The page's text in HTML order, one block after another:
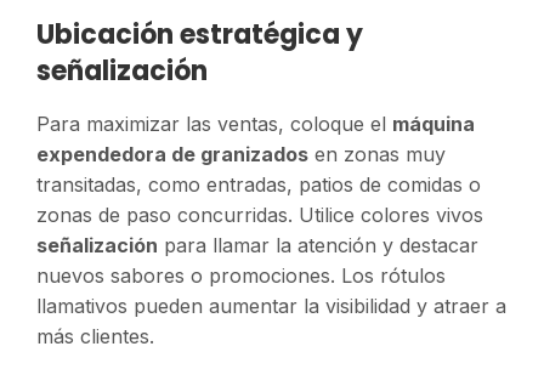
Ubicación estratégica y
señalización
Para maximizar las ventas, coloque el máquina
expendedora de granizados en zonas muy
transitadas, como entradas, patios de comidas o
zonas de paso concurridas. Utilice colores vivos
señalización para llamar la atención y destacar
nuevos sabores o promociones. Los rótulos
llamativos pueden aumentar la visibilidad y atraer a
más clientes.